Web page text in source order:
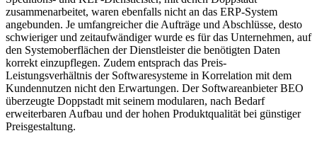
zusammenarbeitet, waren ebenfalls nicht an das ERP-System
angebunden. Je umfangreicher die Aufträge und Abschlüsse, desto
schwieriger und zeitaufwändiger wurde es für das Unternehmen, auf
den Systemoberflächen der Dienstleister die benötigten Daten
korrekt einzupflegen. Zudem entsprach das Preis-
Leistungsverhältnis der Softwaresysteme in Korrelation mit dem
Kundennutzen nicht den Erwartungen. Der Softwareanbieter BEO
überzeugte Doppstadt mit seinem modularen, nach Bedarf
erweiterbaren Aufbau und der hohen Produktqualität bei günstiger
Preisgestaltung.